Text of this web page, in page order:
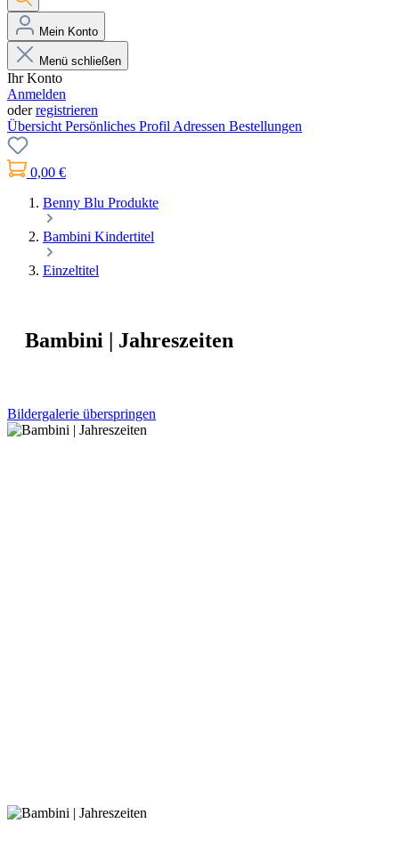
Mein Konto
Menü schließen
Ihr Konto
Anmelden
oderregistrieren
Übersicht Persönliches Profil Adressen Bestellungen
0,00 €
Benny Blu Produkte
Bambini Kindertitel
Einzeltitel
Bambini | Jahreszeiten
Bildergalerie überspringen